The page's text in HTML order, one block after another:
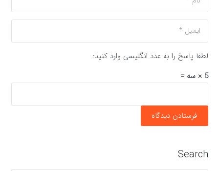
لطفا پاسخ را به عدد انگلیسی وارد کنید:
5 × سه =
فرستادن دیدگاه
Search